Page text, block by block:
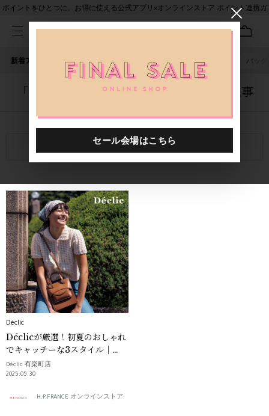
ポイントをひとつに。お得に使える公式アプリ×オンラインストア ポイント連携ガ
新着アイテム 人気ワード セール 40th限定 バッグ
「0013070.2510001.0001」に関する記事
関連キーワード
Déclic
Déclicが厳選！初夏のおしゃれ
でキャッチーな3スタイル｜
Déclic
Déclic 有楽町店
2025.05.30
H.P.FRANCE オンラインストア